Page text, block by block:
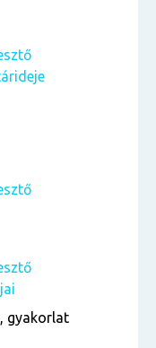
gyakorlat